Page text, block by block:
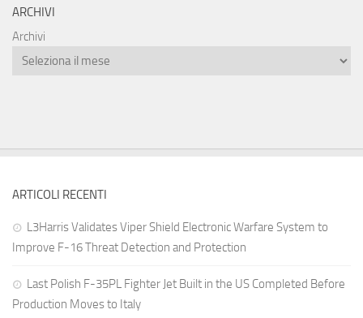
ARCHIVI
Archivi
ARTICOLI RECENTI
L3Harris Validates Viper Shield Electronic Warfare System to
Improve F-16 Threat Detection and Protection
Last Polish F-35PL Fighter Jet Built in the US Completed Before
Production Moves to Italy